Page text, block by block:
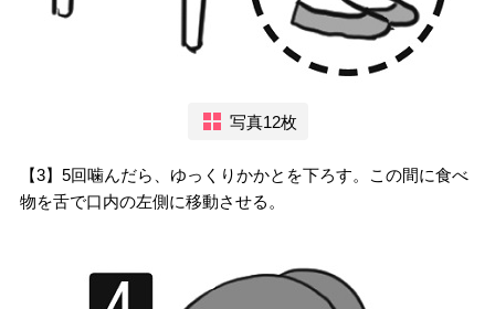
写真12枚
【3】5回噛んだら、ゆっくりかかとを下ろす。この間に食べ
物を舌で口内の左側に移動させる。